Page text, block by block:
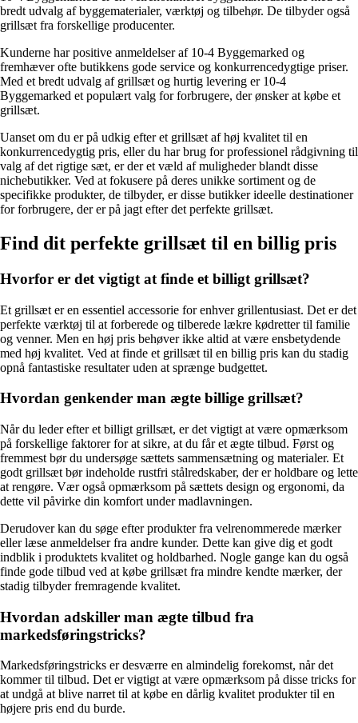
bredt udvalg af byggematerialer, værktøj og tilbehør. De tilbyder også
grillsæt fra forskellige producenter.
Kunderne har positive anmeldelser af 10-4 Byggemarked og
fremhæver ofte butikkens gode service og konkurrencedygtige priser.
Med et bredt udvalg af grillsæt og hurtig levering er 10-4
Byggemarked et populært valg for forbrugere, der ønsker at købe et
grillsæt.
Uanset om du er på udkig efter et grillsæt af høj kvalitet til en
konkurrencedygtig pris, eller du har brug for professionel rådgivning til
valg af det rigtige sæt, er der et væld af muligheder blandt disse
nichebutikker. Ved at fokusere på deres unikke sortiment og de
specifikke produkter, de tilbyder, er disse butikker ideelle destinationer
for forbrugere, der er på jagt efter det perfekte grillsæt.
Find dit perfekte grillsæt til en billig pris
Hvorfor er det vigtigt at finde et billigt grillsæt?
Et grillsæt er en essentiel accessorie for enhver grillentusiast. Det er det
perfekte værktøj til at forberede og tilberede lækre kødretter til familie
og venner. Men en høj pris behøver ikke altid at være ensbetydende
med høj kvalitet. Ved at finde et grillsæt til en billig pris kan du stadig
opnå fantastiske resultater uden at sprænge budgettet.
Hvordan genkender man ægte billige grillsæt?
Når du leder efter et billigt grillsæt, er det vigtigt at være opmærksom
på forskellige faktorer for at sikre, at du får et ægte tilbud. Først og
fremmest bør du undersøge sættets sammensætning og materialer. Et
godt grillsæt bør indeholde rustfri stålredskaber, der er holdbare og lette
at rengøre. Vær også opmærksom på sættets design og ergonomi, da
dette vil påvirke din komfort under madlavningen.
Derudover kan du søge efter produkter fra velrenommerede mærker
eller læse anmeldelser fra andre kunder. Dette kan give dig et godt
indblik i produktets kvalitet og holdbarhed. Nogle gange kan du også
finde gode tilbud ved at købe grillsæt fra mindre kendte mærker, der
stadig tilbyder fremragende kvalitet.
Hvordan adskiller man ægte tilbud fra
markedsføringstricks?
Markedsføringstricks er desværre en almindelig forekomst, når det
kommer til tilbud. Det er vigtigt at være opmærksom på disse tricks for
at undgå at blive narret til at købe en dårlig kvalitet produkter til en
højere pris end du burde.